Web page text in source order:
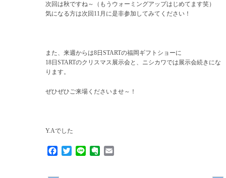
次回は秋ですね～（もうウォーミングアップはじめてます笑）
気になる方は次回11月に是非参加してみてください！
また、来週からは8日STARTの福岡ギフトショーに
18日STARTのクリスマス展示会と、ニシカワでは展示会続きにな
ります。
ぜひぜひご来場くださいませ～！
Y.Aでした
FacebookTwitterLine Evernote